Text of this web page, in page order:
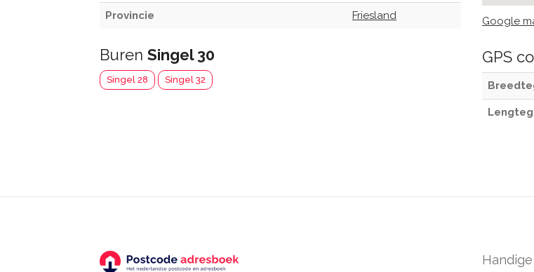
Provincie Friesland
Buren Singel 30
Singel 28 Singel 32
Google
GPS